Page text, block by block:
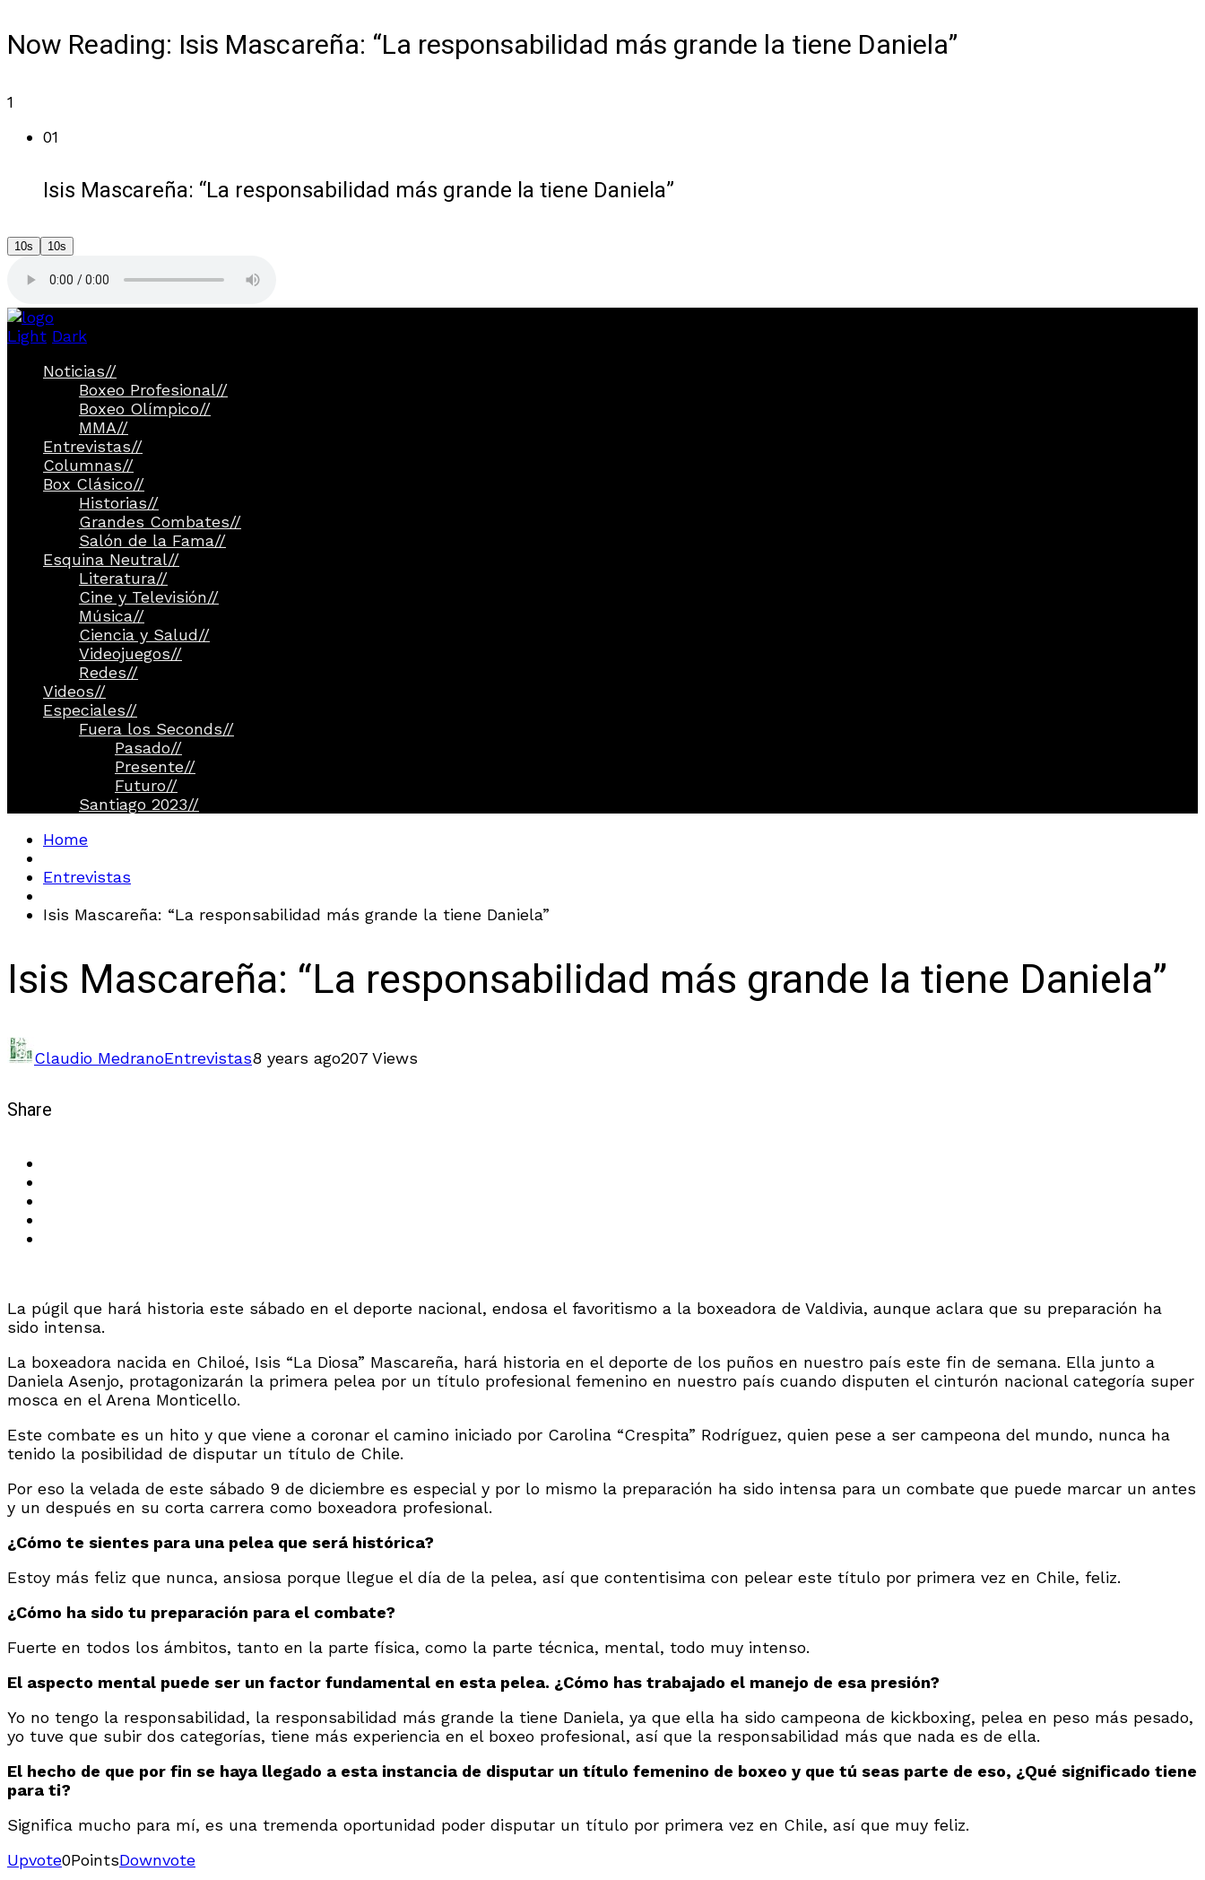
Now Reading: Isis Mascareña: “La responsabilidad más grande la tiene Daniela”
1
01
Isis Mascareña: “La responsabilidad más grande la tiene Daniela”
10s 10s
Light Dark
Noticias//
Boxeo Profesional//
Boxeo Olímpico//
MMA//
Entrevistas//
Columnas//
Box Clásico//
Historias//
Grandes Combates//
Salón de la Fama//
Esquina Neutral//
Literatura//
Cine y Televisión//
Música//
Ciencia y Salud//
Videojuegos//
Redes//
Videos//
Especiales//
Fuera los Seconds//
Pasado//
Presente//
Futuro//
Santiago 2023//
Home
Entrevistas
Isis Mascareña: “La responsabilidad más grande la tiene Daniela”
Isis Mascareña: “La responsabilidad más grande la tiene Daniela”
Claudio MedranoEntrevistas8 years ago207 Views
Share
La púgil que hará historia este sábado en el deporte nacional, endosa el favoritismo a la boxeadora de Valdivia, aunque aclara que su preparación ha
sido intensa.
La boxeadora nacida en Chiloé, Isis “La Diosa” Mascareña, hará historia en el deporte de los puños en nuestro país este fin de semana. Ella junto a
Daniela Asenjo, protagonizarán la primera pelea por un título profesional femenino en nuestro país cuando disputen el cinturón nacional categoría super
mosca en el Arena Monticello.
Este combate es un hito y que viene a coronar el camino iniciado por Carolina “Crespita” Rodríguez, quien pese a ser campeona del mundo, nunca ha
tenido la posibilidad de disputar un título de Chile.
Por eso la velada de este sábado 9 de diciembre es especial y por lo mismo la preparación ha sido intensa para un combate que puede marcar un antes
y un después en su corta carrera como boxeadora profesional.
¿Cómo te sientes para una pelea que será histórica?
Estoy más feliz que nunca, ansiosa porque llegue el día de la pelea, así que contentisima con pelear este título por primera vez en Chile, feliz.
¿Cómo ha sido tu preparación para el combate?
Fuerte en todos los ámbitos, tanto en la parte física, como la parte técnica, mental, todo muy intenso.
El aspecto mental puede ser un factor fundamental en esta pelea. ¿Cómo has trabajado el manejo de esa presión?
Yo no tengo la responsabilidad, la responsabilidad más grande la tiene Daniela, ya que ella ha sido campeona de kickboxing, pelea en peso más pesado,
yo tuve que subir dos categorías, tiene más experiencia en el boxeo profesional, así que la responsabilidad más que nada es de ella.
El hecho de que por fin se haya llegado a esta instancia de disputar un título femenino de boxeo y que tú seas parte de eso, ¿Qué significado tiene
para ti?
Significa mucho para mí, es una tremenda oportunidad poder disputar un título por primera vez en Chile, así que muy feliz.
Upvote0PointsDownvote